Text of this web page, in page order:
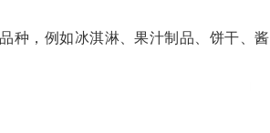
，例如冰淇淋、果汁制品、饼干、酱